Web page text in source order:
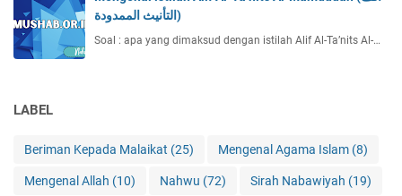
التأنيث الممدودة)
Soal : apa yang dimaksud dengan istilah Alif Al-Ta’nits Al-…
LABEL
Beriman Kepada Malaikat (25) Mengenal Agama Islam (8)
Mengenal Allah (10) Nahwu (72) Sirah Nabawiyah (19)